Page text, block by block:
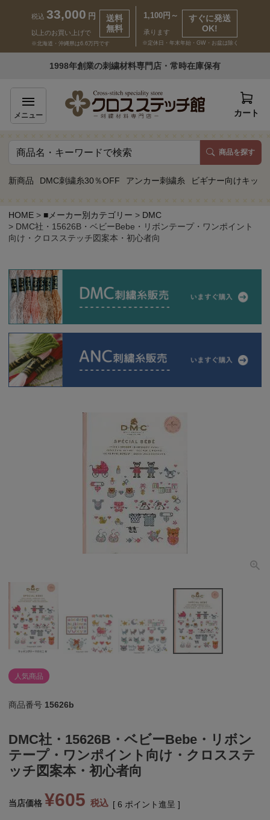
税込 33,000 円
以上のお買い上げで
送料
無料
※北海道・沖縄県は6.6万円です
1,100円～
承ります
すぐに発送
OK!
※定休日・年末年始・GW・お盆は除く
1998年創業の刺繍材料専門店・常時在庫保有
メニュー カート
商品を探す
新商品 DMC刺繍糸30％OFF アンカー刺繍糸 ビギナー向けキット
いらっしゃいませ ゲスト 様
商品一覧
取り扱いブランドから探す
当店について
よくあるご質問
ご利用ガイド
特定商取引法について
HOME ■メーカー別カテゴリー
DMC
DMC社・15626B・ベビーBebe・リボンテープ・ワンポイント
向け・クロスステッチ図案本・初心者向
人気商品
商品番号 15626b
DMC社・15626B・ベビーBebe・リボン
テープ・ワンポイント向け・クロスステ
ッチ図案本・初心者向
当店価格 ¥605 税込 [ 6 ポイント進呈 ]